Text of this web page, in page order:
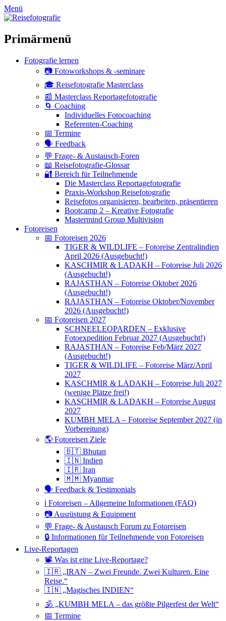
zum
Inhalt
Menü
Primärmenü
Fotografie lernen
📷 Fotoworkshops & -seminare
🎓 Reisefotografie Masterclass
📰 Masterclass Reportagefotografie
🌀 Coaching
Individuelles Fotocoaching
Referenten-Coaching
📅 Termine
🗣 Feedback
💬 Frage- & Austausch-Foren
📖 Reisefotografie-Glossar
🔐 Bereich für Teilnehmende
Die Masterclass Reportagefotografie
Praxis-Workshop Reisefotografie
Reisefotos organisieren, bearbeiten, präsentieren
Bootcamp 2 – Kreative Fotografie
Mastermind Group Multivision
Fotoreisen
📅 Fotoreisen 2026
TIGER & WILDLIFE – Fotoreise Zentralindien
April 2026 (Ausgebucht!)
KASCHMIR & LADAKH – Fotoreise Juli 2026
(Ausgebucht!)
RAJASTHAN – Fotoreise Oktober 2026
(Ausgebucht!)
RAJASTHAN – Fotoreise Oktober/November
2026 (Ausgebucht!)
📅 Fotoreisen 2027
SCHNEELEOPARDEN – Exklusive
Fotoexpedition Februar 2027 (Ausgebucht!)
RAJASTHAN – Fotoreise Feb/März 2027
(Ausgebucht!)
TIGER & WILDLIFE – Fotoreise März/April
2027
KASCHMIR & LADAKH – Fotoreise Juli 2027
(wenige Plätze frei!)
KASCHMIR & LADAKH – Fotoreise August
2027
KUMBH MELA – Fotoreise September 2027 (in
Vorbereitung)
🌎 Fotoreisen Ziele
🇧🇹 Bhutan
🇮🇳 Indien
🇮🇷 Iran
🇲🇲 Myanmar
🗣 Feedback & Testimonials
ℹ️ Fotoreisen – Allgemeine Informationen (FAQ)
📷 Ausrüstung & Equipment
💬 Frage- & Austausch Forum zu Fotoreisen
🔒 Informationen für Teilnehmende von Fotoreisen
Live-Reportagen
📽 Was ist eine Live-Reportage?
🇮🇷 „IRAN – Zwei Freunde. Zwei Kulturen. Eine
Reise.“
🇮🇳 „Magisches INDIEN“
🕉 „KUMBH MELA – das größte Pilgerfest der Welt“
📅 Termine